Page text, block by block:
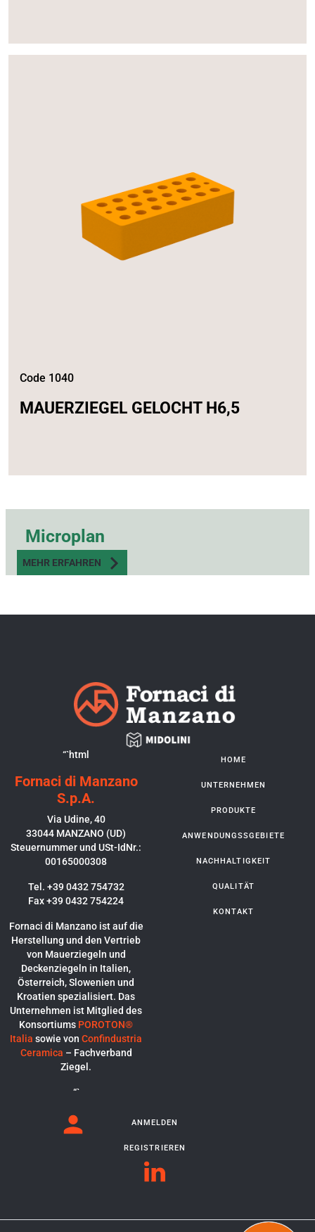
Code 1040
MAUERZIEGEL GELOCHT H6,5
Microplan
MEHR ERFAHREN
“`html
Fornaci di Manzano
S.p.A.
Via Udine, 40
33044 MANZANO (UD)
Steuernummer und USt-IdNr.:
00165000308
Tel. +39 0432 754732
Fax +39 0432 754224
Fornaci di Manzano ist auf die
Herstellung und den Vertrieb
von Mauerziegeln und
Deckenziegeln in Italien,
Österreich, Slowenien und
Kroatien spezialisiert. Das
Unternehmen ist Mitglied des
Konsortiums POROTON®
Italia sowie von Confindustria
Ceramica – Fachverband
Ziegel.
“`
HOME
UNTERNEHMEN
PRODUKTE
ANWENDUNGSSGEBIETE
NACHHALTIGKEIT
QUALITÄT
KONTAKT
ANMELDEN
REGISTRIEREN